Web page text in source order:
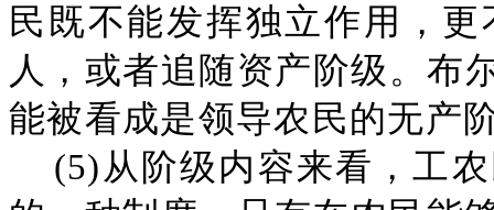
民既不能发挥独立作用，
人，或者追随资产阶级。布
能被看成是领导农民的无产
(5)从阶级内容来看，工